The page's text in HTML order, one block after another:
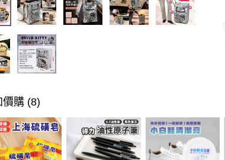
價購 (8)